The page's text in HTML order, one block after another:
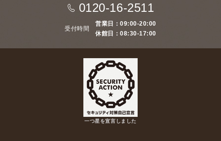
0120-16-2511
受付時間
営業日：09:00-20:00
休館日：08:30-17:00
一つ星を宣言しました